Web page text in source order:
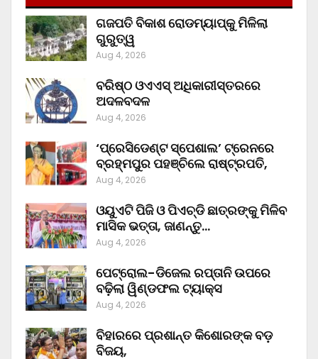
ଗଜପତି ବିକାଶ ରୋଡମ୍ୟାପ୍‌କୁ ମିଳିଲା
ଗୁରୁତ୍ୱ
Aug 4, 2026
ବରିଷ୍ଠ ଓଏଏସ୍‌ ଅଧିକାରୀସ୍ତରରେ
ଅଦଳବଦଳ
Aug 4, 2026
‘ପ୍ରେସିଡେଣ୍ଟ ସ୍ପେଶାଲ’ ଟ୍ରେନରେ
ବ୍ରହ୍ମପୁର ପହଞ୍ଚିଲେ ରାଷ୍ଟ୍ରପତି,
Aug 4, 2026
ଓୟୁଏଟି ପିଜି ଓ ପିଏଚ୍‌ଡି ଛାତ୍ରଙ୍କୁ ମିଳିବ
ମାସିକ ଭତ୍ତା, ଜାଣନ୍ତୁ…
Aug 4, 2026
ପେଟ୍ରୋଲ-ଡିଜେଲ ରପ୍ତାନି ଉପରେ
ବଢ଼ିଲା ୱିଣ୍ଡଫଲ ଟ୍ୟାକ୍ସ
Aug 4, 2026
ବିହାରରେ ପ୍ରଶାନ୍ତ କିଶୋରଙ୍କ ବଡ଼
ବିଜୟ,